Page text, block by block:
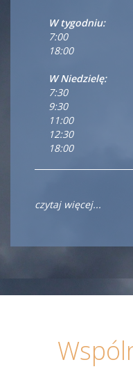
W tygodniu:
7:00
18:00
W Niedzielę:
7:30
9:30
11:00
12:30
18:00
czytaj więcej...